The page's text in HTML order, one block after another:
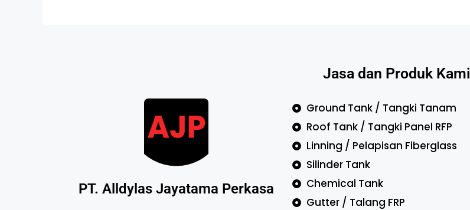
Jasa dan Produk Kami
PT. Alldylas Jayatama Perkasa
Ground Tank / Tangki Tanam
Roof Tank / Tangki Panel RFP
Linning / Pelapisan Fiberglass
Silinder Tank
Chemical Tank
Gutter / Talang FRP